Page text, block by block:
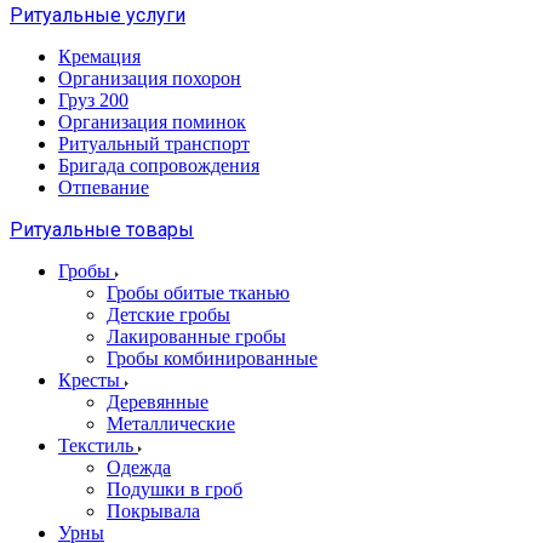
Ритуальные услуги
Кремация
Организация похорон
Груз 200
Организация поминок
Ритуальный транспорт
Бригада сопровождения
Отпевание
Ритуальные товары
Гробы
Гробы обитые тканью
Детские гробы
Лакированные гробы
Гробы комбинированные
Кресты
Деревянные
Металлические
Текстиль
Одежда
Подушки в гроб
Покрывала
Урны